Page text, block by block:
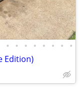
• • • • • • • •
Edition)